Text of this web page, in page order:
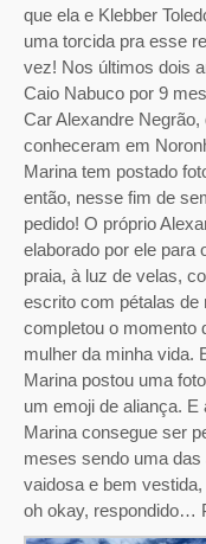
que ela e Klebber
uma torcida pra esse
vez! Nos últimos dois
Caio Nabuco por 9
Car Alexandre
conheceram em
Marina tem postado
então, nesse fim de
pedido! O próprio
elaborado por ele para
praia, à luz de velas,
escrito com pétalas de
completou o momento
mulher da minha vida.
Marina postou uma
um emoji de aliança. E
Marina consegue ser
meses sendo uma
vaidosa e bem
oh okay, respondido…